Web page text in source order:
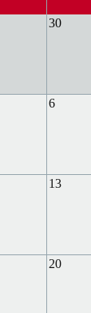
30
6
13
20